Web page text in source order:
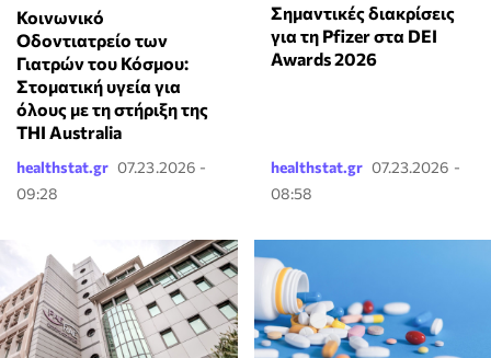
Κοινωνικό
Οδοντιατρείο των
Γιατρών του Κόσμου:
Στοματική υγεία για
όλους με τη στήριξη της
THI Australia
healthstat.gr 07.23.2026 -
09:28
Σημαντικές διακρίσεις
για τη Pfizer στα DEI
Awards 2026
healthstat.gr 07.23.2026 -
08:58